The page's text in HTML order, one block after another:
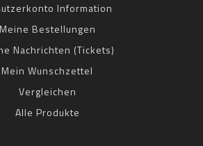
Information
Meine Bestellungen
Nachrichten (Tickets)
Mein Wunschzettel
Vergleichen
Alle Produkte